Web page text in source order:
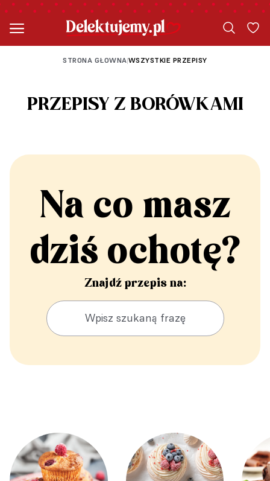
STRONA GŁOWNA|WSZYSTKIE PRZEPISY
PRZEPISY Z BORÓWKAMI
Na co masz
dziś ochotę?
Znajdź przepis na: